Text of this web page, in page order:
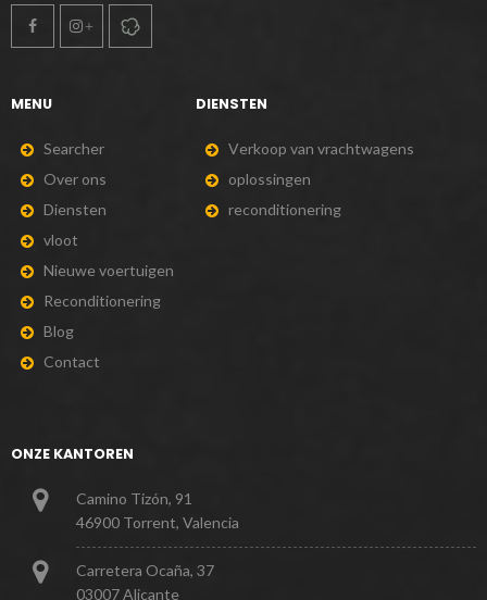
MENU
Searcher
Over ons
Diensten
vloot
Nieuwe voertuigen
Reconditionering
Blog
Contact
DIENSTEN
Verkoop van vrachtwagens
oplossingen
reconditionering
ONZE KANTOREN
Camino Tizón, 91
46900 Torrent, Valencia
Carretera Ocaña, 37
03007 Alicante